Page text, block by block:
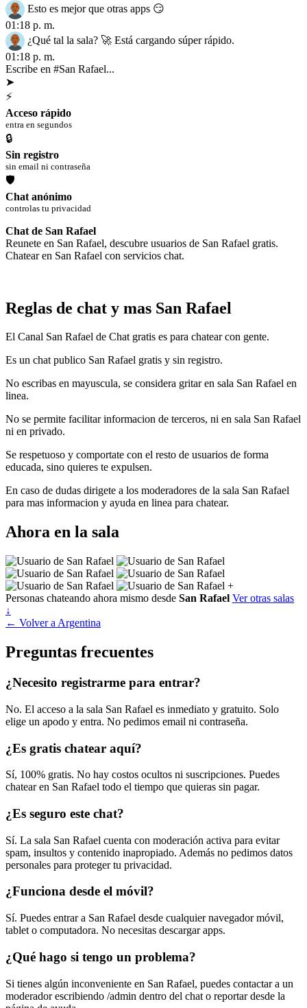
Esto es mejor que otras apps 😏
01:18 p. m.
¿Qué tal la sala? 🚀 Está cargando súper rápido.
01:18 p. m.
Escribe en #San Rafael...
➤
⚡
Acceso rápido
entra en segundos
🔒
Sin registro
sin email ni contraseña
🛡
Chat anónimo
controlas tu privacidad
Chat de San Rafael
Reunete en San Rafael, descubre usuarios de San Rafael gratis.
Chatear en San Rafael con servicios chat.
Reglas de chat y mas San Rafael
El Canal San Rafael de Chat gratis es para chatear con gente.
Es un chat publico San Rafael gratis y sin registro.
No escribas en mayuscula, se considera gritar en sala San Rafael en
linea.
No se permite facilitar informacion de terceros, ni en sala San Rafael
ni en privado.
Se respetuoso y comportate con el resto de usuarios de forma
educada, sino quieres te expulsen.
En caso de dudas dirigete a los moderadores de la sala San Rafael
para mas informacion y ayuda en linea para chatear.
Ahora en la sala
+
Personas chateando ahora mismo desde San Rafael Ver otras salas
↓
← Volver a Argentina
Preguntas frecuentes
¿Necesito registrarme para entrar?
No. El acceso a la sala San Rafael es inmediato y gratuito. Solo
elige un apodo y entra. No pedimos email ni contraseña.
¿Es gratis chatear aquí?
Sí, 100% gratis. No hay costos ocultos ni suscripciones. Puedes
chatear en San Rafael todo el tiempo que quieras sin pagar.
¿Es seguro este chat?
Sí. La sala San Rafael cuenta con moderación activa para evitar
spam, insultos y contenido inapropiado. Además no pedimos datos
personales para proteger tu privacidad.
¿Funciona desde el móvil?
Sí. Puedes entrar a San Rafael desde cualquier navegador móvil,
tablet o computadora. No necesitas descargar apps.
¿Qué hago si tengo un problema?
Si tienes algún inconveniente en San Rafael, puedes contactar a un
moderador escribiendo /admin dentro del chat o reportar desde la